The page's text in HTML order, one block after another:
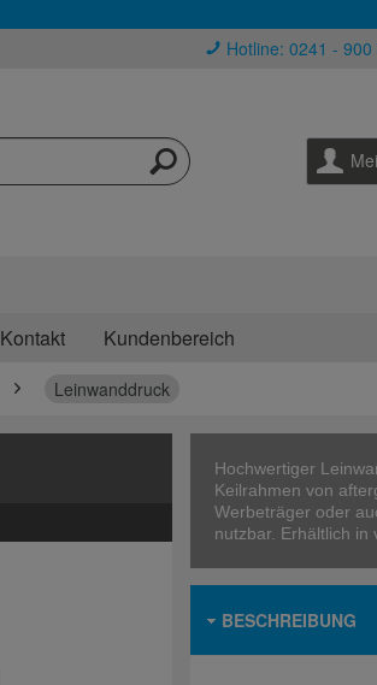
Hotline: 0241 - 900
Kontakt Kundenbereich
Leinwanddruck
Hochwertiger
Keilrahmen von
Werbeträger oder
nutzbar. Erhältlich in
BESCHREIBUNG